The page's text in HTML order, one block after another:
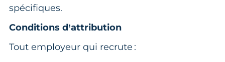
spécifiques.
Conditions d’attribution
Tout employeur qui recrute :